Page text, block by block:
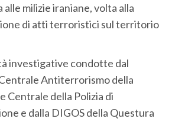
alle milizie iraniane, volta alla
di atti terroristici sul territorio
investigative condotte dal
Antiterrorismo della
Centrale della Polizia di
e dalla DIGOS della Questura